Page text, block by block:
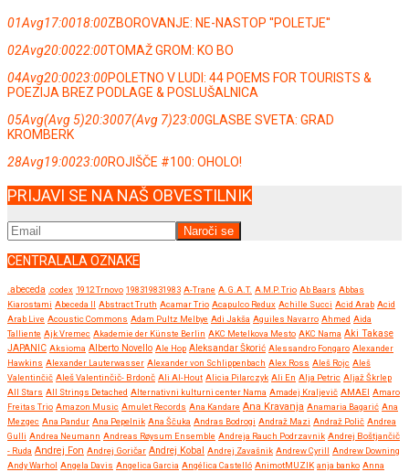
01Avg17:0018:00ZBOROVANJE: NE-NASTOP ''POLETJE''
02Avg20:0022:00TOMAŽ GROM: KO BO
04Avg20:0023:00POLETNO V LUDI: 44 POEMS FOR TOURISTS &
POEZIJA BREZ PODLAGE & POSLUŠALNICA
05Avg(Avg 5)20:3007(Avg 7)23:00GLASBE SVETA: GRAD
KROMBERK
28Avg19:0023:00ROJIŠČE #100: OHOLO!
PRIJAVI SE NA NAŠ OBVESTILNIK
CENTRALALA OZNAKE
.abeceda .codex 1912 Trnovo 198319831983 A-Trane A.G.A.T. A.M.P. Trio Ab Baars Abbas
Kiarostami Abeceda II Abstract Truth Acamar Trio Acapulco Redux Achille Succi Acid Arab Acid
Arab Live Acoustic Commons Adam Pultz Melbye Adi Jakša Aguiles Navarro Ahmed Aida
Talliente Ajk Vremec Akademie der Künste Berlin AKC Metelkova Mesto AKC Nama Aki Takase
JAPANIC Aksioma Alberto Novello Ale Hop Aleksandar Škorić Alessandro Fongaro Alexander
Hawkins Alexander Lauterwasser Alexander von Schlippenbach Alex Ross Aleš Rojc Aleš
Valentinčič Aleš Valentinčič- Brdonč Ali Al-Hout Alicia Pilarczyk Ali En Alja Petric Aljaž Škrlep
All Stars All Strings Detached Alternativni kulturni center Nama Amadej Kraljevič AMAEI Amaro
Freitas Trio Amazon Music Amulet Records Ana Kandare Ana Kravanja Anamaria Bagarić Ana
Mezgec Ana Pandur Ana Pepelnik Ana Ščuka Andras Bodrogi Andraž Mazi Andraž Polič Andrea
Gulli Andrea Neumann Andreas Røysum Ensemble Andreja Rauch Podrzavnik Andrej Boštjančič
- Ruda Andrej Fon Andrej Goričar Andrej Kobal Andrej Zavašnik Andrew Cyrill Andrew Downing
Andy Warhol Angela Davis Angelica Garcia Angélica Castelló AnimotMUZIK anja banko Anna